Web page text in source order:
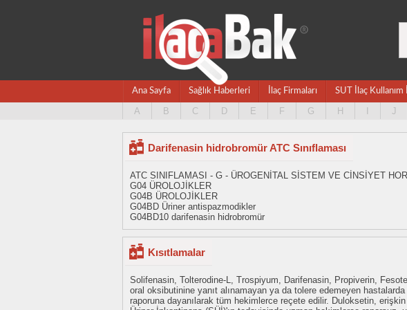
Ana Sayfa Sağlık Haberleri İlaç Firmaları SUT İlaç
A B C D E F G H J
Darifenasin hidrobromür ATC Sınıflaması
ATC SINIFLAMASI - G - ÜROGENİTAL SİSTEM VE CİNSİYET
G04 ÜROLOJİKLER
G04B ÜROLOJİKLER
G04BD Üriner antispazmodikler
G04BD10 darifenasin hidrobromür
Kısıtlamalar
Solifenasin, Tolterodine-L, Trospiyum, Darifenasin, Propiverin,
oral oksibutinine yanıt alınamayan ya da tolere edemeyen
raporuna dayanılarak tüm hekimlerce reçete edilir. Duloksetin,